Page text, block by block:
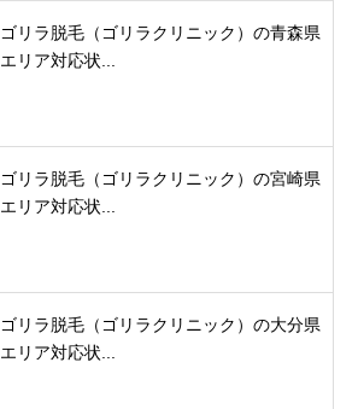
ゴリラ脱毛（ゴリラクリニック）の青森県
エリア対応状...
ゴリラ脱毛（ゴリラクリニック）の宮崎県
エリア対応状...
ゴリラ脱毛（ゴリラクリニック）の大分県
エリア対応状...